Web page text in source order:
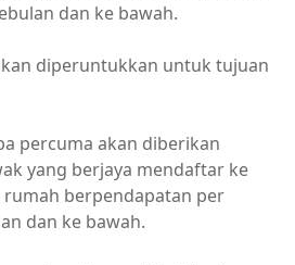
dan ke bawah.
diperuntukkan untuk tujuan
percuma akan diberikan
yang berjaya mendaftar ke
rumah berpendapatan per
dan ke bawah.